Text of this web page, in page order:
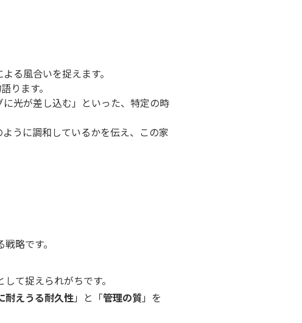
る風合いを捉えます。
ります。
光が差し込む」といった、特定の時
うに調和しているかを伝え、この家
略です。
て捉えられがちです。
耐えうる耐久性」と「管理の質」を